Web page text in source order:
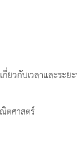
ยวกับเวลาและระย
ตศาสตร์